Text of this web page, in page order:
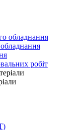
робіт